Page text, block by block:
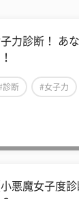
力診断！ あ
診断 #女子力
小悪魔女子度